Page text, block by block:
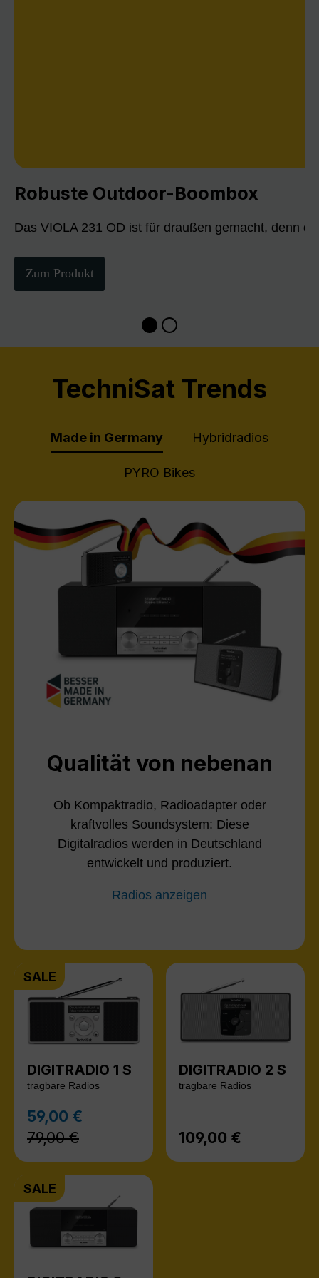
Robuste Outdoor-Boombox
Das VIOLA 231 OD ist für draußen gemacht, denn
Zum Produkt
TechniSat Trends
Made in Germany Hybridradios
PYRO Bikes
Qualität von nebenan
Ob Kompaktradio, Radioadapter oder
kraftvolles Soundsystem: Diese
Digitalradios werden in Deutschland
entwickelt und produziert.
Radios anzeigen
SALE
DIGITRADIO 1 S
tragbare Radios
Verkaufspreis:
59,00 €
79,00 €
DIGITRADIO 2 S
tragbare Radios
Regulärer Preis:
109,00 €
SALE